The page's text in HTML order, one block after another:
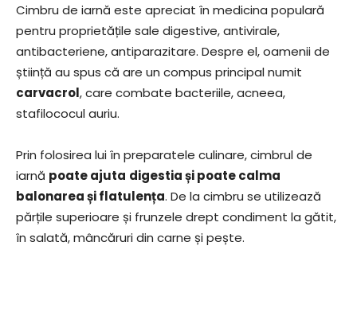
Cimbru de iarnă este apreciat în medicina populară
pentru proprietățile sale digestive, antivirale,
antibacteriene, antiparazitare. Despre el, oamenii de
știință au spus că are un compus principal numit
carvacrol, care combate bacteriile, acneea,
stafilococul auriu.
Prin folosirea lui în preparatele culinare, cimbrul de
iarnă poate ajuta digestia și poate calma
balonarea și flatulența. De la cimbru se utilizează
părțile superioare și frunzele drept condiment la gătit,
în salată, mâncăruri din carne și pește.